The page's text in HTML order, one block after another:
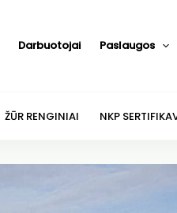
Darbuotojai Paslaugos
ŽŪR RENGINIAI NKP